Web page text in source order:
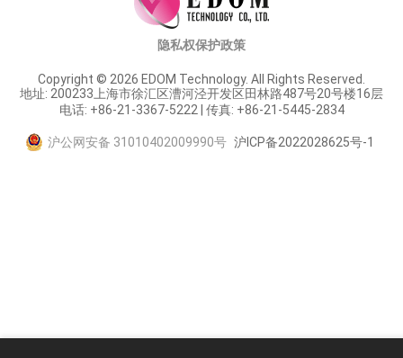
Copyright © 2026 EDOM Technology. All Rights Reserved.
地址: 200233上海市徐汇区漕河泾开发区田林路487号20号楼16层
电话: +86-21-3367-5222 | 传真: +86-21-5445-2834
沪公网安备 31010402009990号 沪ICP备2022028625号-1
隐私权保护政策